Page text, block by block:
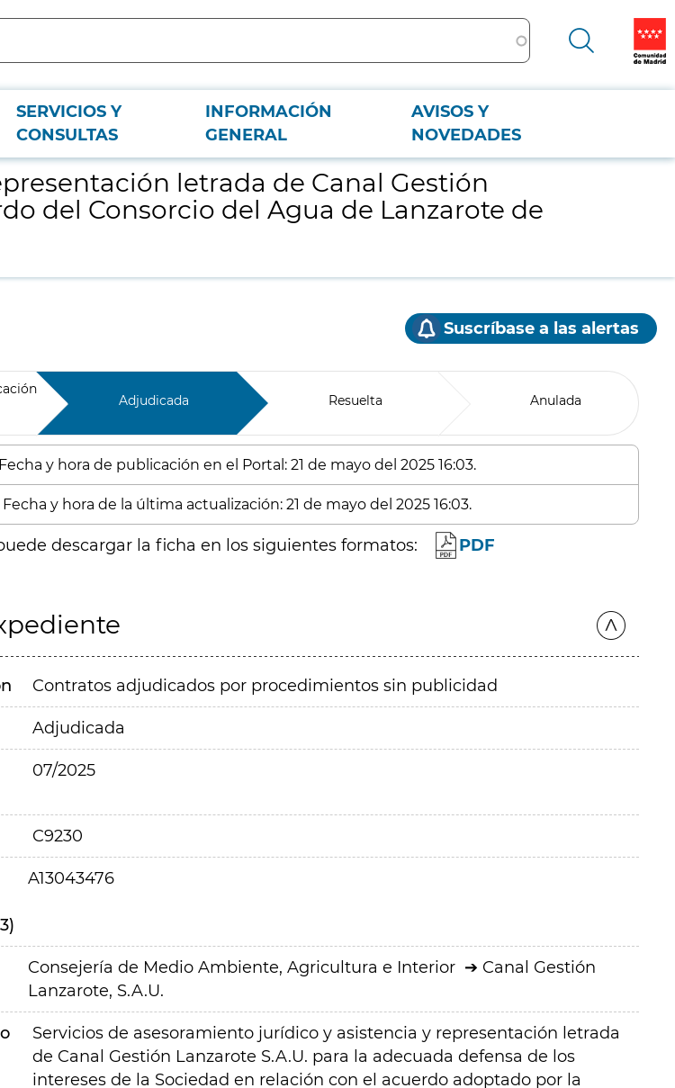
SERVICIOS Y
CONSULTAS
INFORMACIÓN
GENERAL
AVISOS Y
NOVEDADES
con motivo del acuerdo del Consorcio del Agua de Lanzarote de fecha 10/04/2025
letrada de Canal Gestión
del Consorcio del Agua de Lanzarote de
Suscríbase a las alertas
Adjudicada Resuelta Anulada
Fecha y hora de publicación en el Portal: 21 de mayo del 2025 16:03.
Fecha y hora de la última actualización: 21 de mayo del 2025 16:03.
descargar la ficha en los siguientes formatos: PDF
Contratos adjudicados por procedimientos sin publicidad
Adjudicada
07/2025
C9230
A13043476
Consejería de Medio Ambiente, Agricultura e Interior
Canal Gestión
Lanzarote, S.A.U.
Servicios de asesoramiento jurídico y asistencia y representación letrada
de Canal Gestión Lanzarote S.A.U. para la adecuada defensa de los
intereses de la Sociedad en relación con el acuerdo adoptado por la